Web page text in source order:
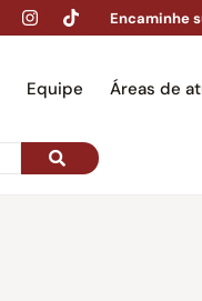
Encaminhe
Equipe Áreas de